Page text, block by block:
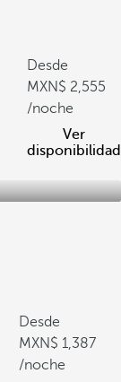
Desde
2,555
/noche
Ver
disponibilidad
Desde
1,387
/noche